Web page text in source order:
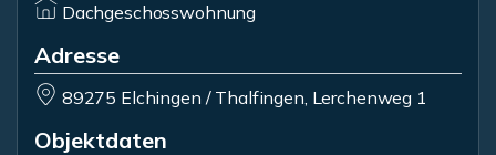
Dachgeschosswohnung
Adresse
89275 Elchingen / Thalfingen, Lerchenweg 1
Objektdaten